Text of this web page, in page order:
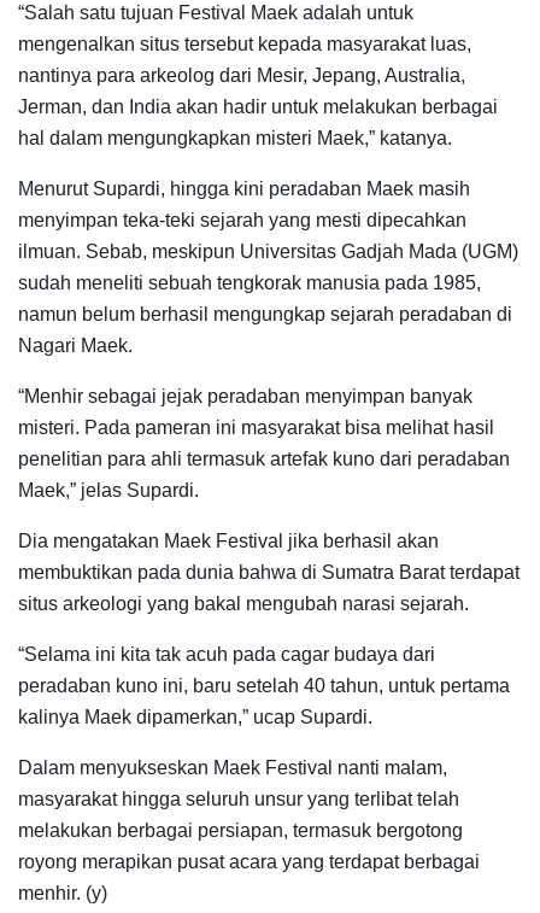
“Salah satu tujuan Festival Maek adalah untuk
mengenalkan situs tersebut kepada masyarakat luas,
nantinya para arkeolog dari Mesir, Jepang, Australia,
Jerman, dan India akan hadir untuk melakukan berbagai
hal dalam mengungkapkan misteri Maek,” katanya.
Menurut Supardi, hingga kini peradaban Maek masih
menyimpan teka-teki sejarah yang mesti dipecahkan
ilmuan. Sebab, meskipun Universitas Gadjah Mada (UGM)
sudah meneliti sebuah tengkorak manusia pada 1985,
namun belum berhasil mengungkap sejarah peradaban di
Nagari Maek.
“Menhir sebagai jejak peradaban menyimpan banyak
misteri. Pada pameran ini masyarakat bisa melihat hasil
penelitian para ahli termasuk artefak kuno dari peradaban
Maek,” jelas Supardi.
Dia mengatakan Maek Festival jika berhasil akan
membuktikan pada dunia bahwa di Sumatra Barat terdapat
situs arkeologi yang bakal mengubah narasi sejarah.
“Selama ini kita tak acuh pada cagar budaya dari
peradaban kuno ini, baru setelah 40 tahun, untuk pertama
kalinya Maek dipamerkan,” ucap Supardi.
Dalam menyukseskan Maek Festival nanti malam,
masyarakat hingga seluruh unsur yang terlibat telah
melakukan berbagai persiapan, termasuk bergotong
royong merapikan pusat acara yang terdapat berbagai
menhir. (y)